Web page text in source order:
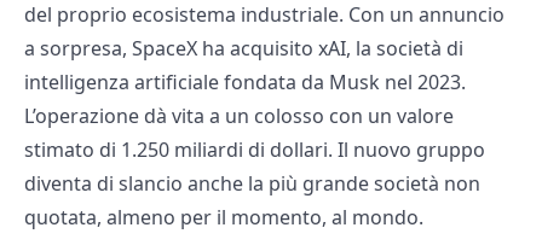
del proprio ecosistema industriale. Con un annuncio
a sorpresa, SpaceX ha acquisito xAI, la società di
intelligenza artificiale fondata da Musk nel 2023.
L’operazione dà vita a un colosso con un valore
stimato di 1.250 miliardi di dollari. Il nuovo gruppo
diventa di slancio anche la più grande società non
quotata, almeno per il momento, al mondo.